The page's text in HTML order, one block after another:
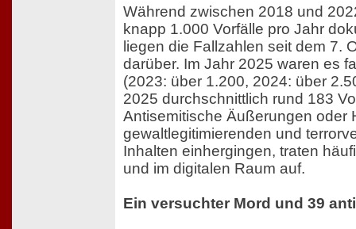
Während zwischen 2018 und
knapp 1.000 Vorfälle pro Jahr
liegen die Fallzahlen seit dem 7.
darüber. Im Jahr 2025 waren es
(2023: über 1.200, 2024: über
2025 durchschnittlich rund 183
Antisemitische Äußerungen oder
gewaltlegitimierenden und
Inhalten einhergingen, traten
und im digitalen Raum auf.
Ein versuchter Mord und 39